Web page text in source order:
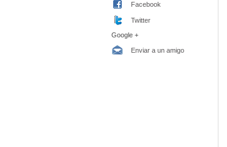
Facebook
Twitter
Google +
Enviar a un amigo